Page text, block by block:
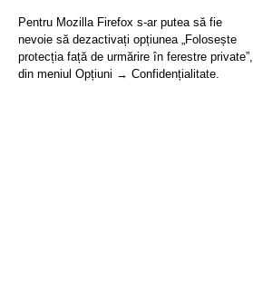
Pentru Mozilla Firefox s-ar putea să fie
nevoie să dezactivați opțiunea „Folosește
protecția față de urmărire în ferestre private”,
din meniul Opțiuni → Confidențialitate.